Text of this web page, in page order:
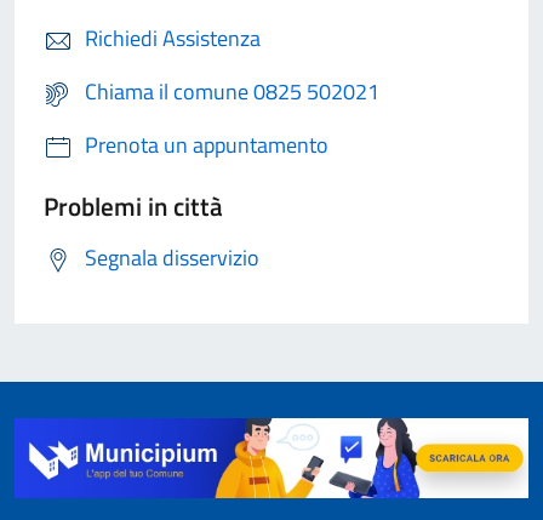
Richiedi Assistenza
Chiama il comune 0825 502021
Prenota un appuntamento
Problemi in città
Segnala disservizio